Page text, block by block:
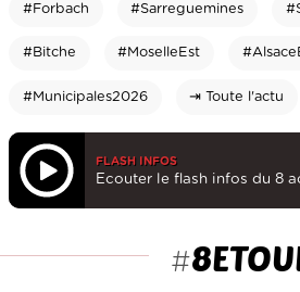
#Forbach #Sarreguemines
#Bitche #MoselleEst
#Municipales2026 ⇥ Toute l'actu
FLASH INFOS
Ecouter le flash infos du 8
#